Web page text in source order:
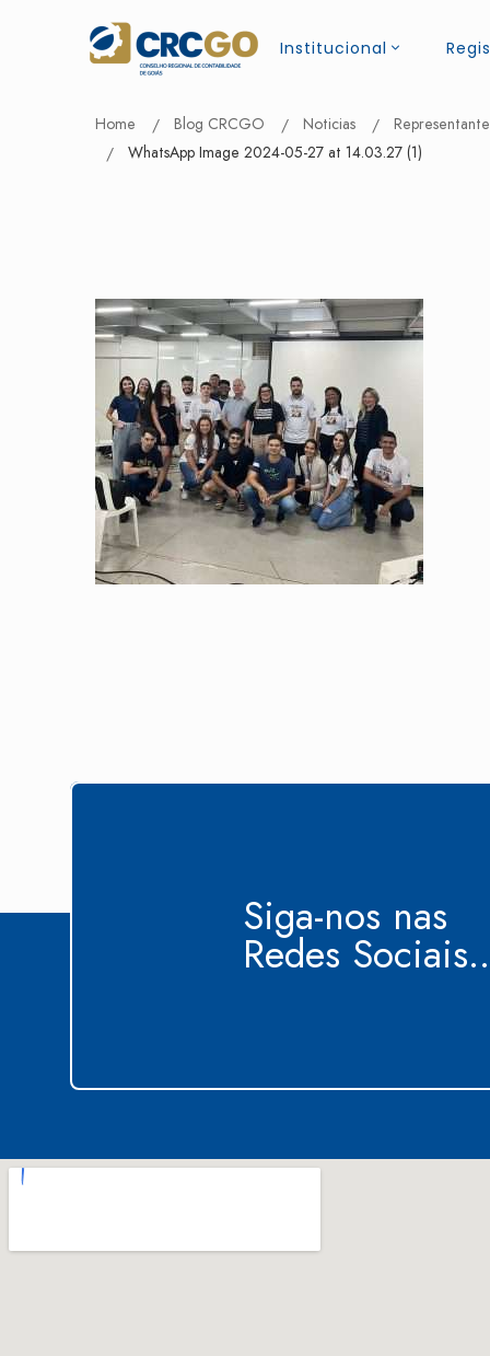
Institucional
Home Blog CRCGO Noticias
WhatsApp Image 2024-05-27 at 14.03.27 (1)
Siga-nos nas
Redes